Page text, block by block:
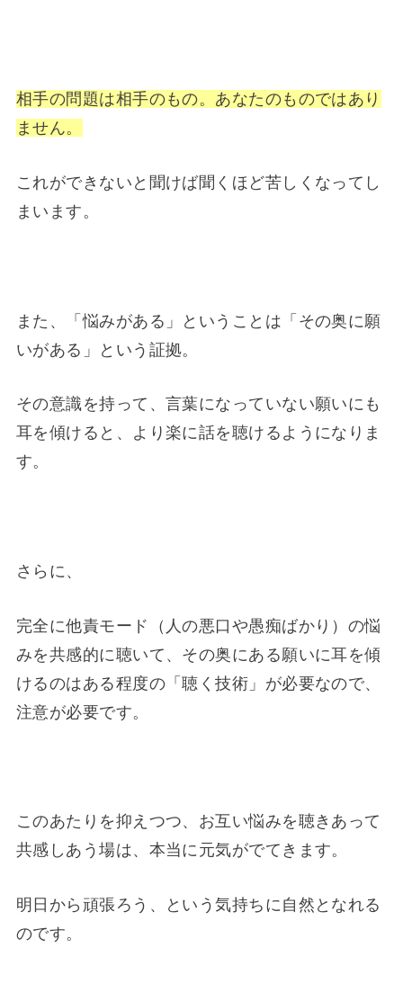
相手の問題は相手のもの。あなたのものではあり
ません。
これができないと聞けば聞くほど苦しくなってし
まいます。
また、「悩みがある」ということは「その奥に願
いがある」という証拠。
その意識を持って、言葉になっていない願いにも
耳を傾けると、より楽に話を聴けるようになりま
す。
さらに、
完全に他責モード（人の悪口や愚痴ばかり）の悩
みを共感的に聴いて、その奥にある願いに耳を傾
けるのはある程度の「聴く技術」が必要なので、
注意が必要です。
このあたりを抑えつつ、お互い悩みを聴きあって
共感しあう場は、本当に元気がでてきます。
明日から頑張ろう、という気持ちに自然となれる
のです。